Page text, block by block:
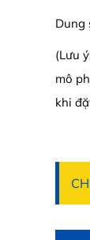
Dung
(Lưu
mô
khi